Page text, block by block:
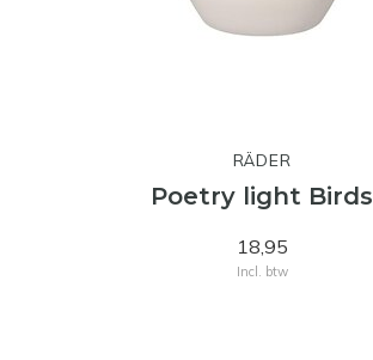
RÄDER
Poetry light Birds
18,95
Incl. btw